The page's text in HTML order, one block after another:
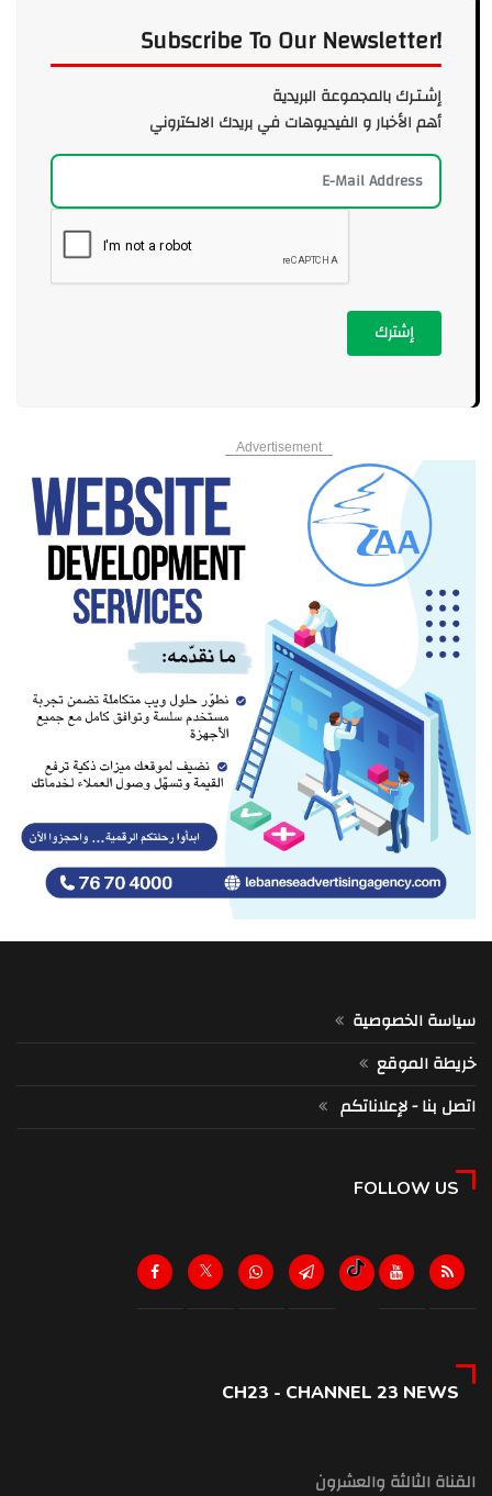
Subscribe To Our Newsletter!
إشـتـرك بالمجموعة البريدية
أهم الأخبار و الفيديوهات في بريدك الالكتروني
إشترك
Advertisement
سياسة الخصوصية
خريطة الموقع
اتصل بنا - لإعلاناتكم
FOLLOW US
CH23 - CHANNEL 23 NEWS
القناة الثالثة والعشرون